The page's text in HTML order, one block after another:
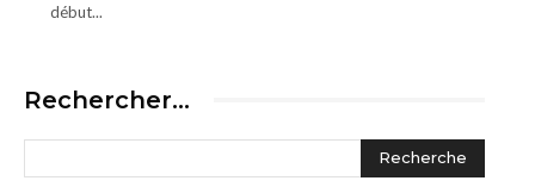
début...
Rechercher…